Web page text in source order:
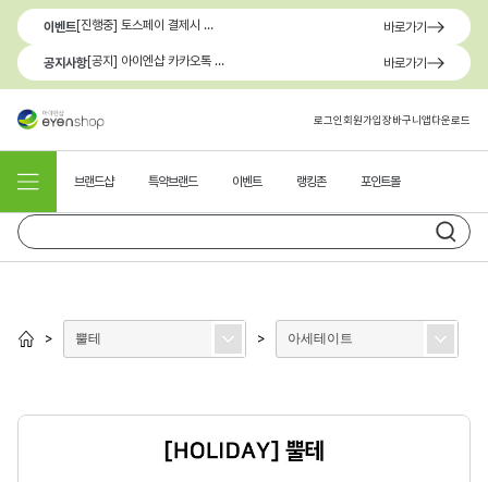
이벤트 [진행중] 토스페이 결제시 최대 1.3만원 혜택 바로가기
공지사항 [공지] 아이엔샵 카카오톡 1:1 문의 채널 이용 안내 바로가기
로그인회원가입장바구니앱다운로드
브랜드샵 특약브랜드 이벤트 랭킹존 포인트몰
> 뿔테 > 아세테이트